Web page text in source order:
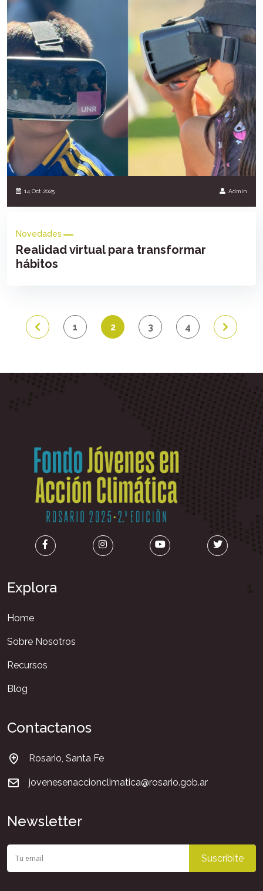
14 Oct 2025 Admin
Novedades
Realidad virtual para transformar
hábitos
1 2 3 4
Explora
Home
Sobre Nosotros
Recursos
Blog
Contactanos
Rosario, Santa Fe
jovenesenaccionclimatica@rosario.gob.ar
Newsletter
Suscribite